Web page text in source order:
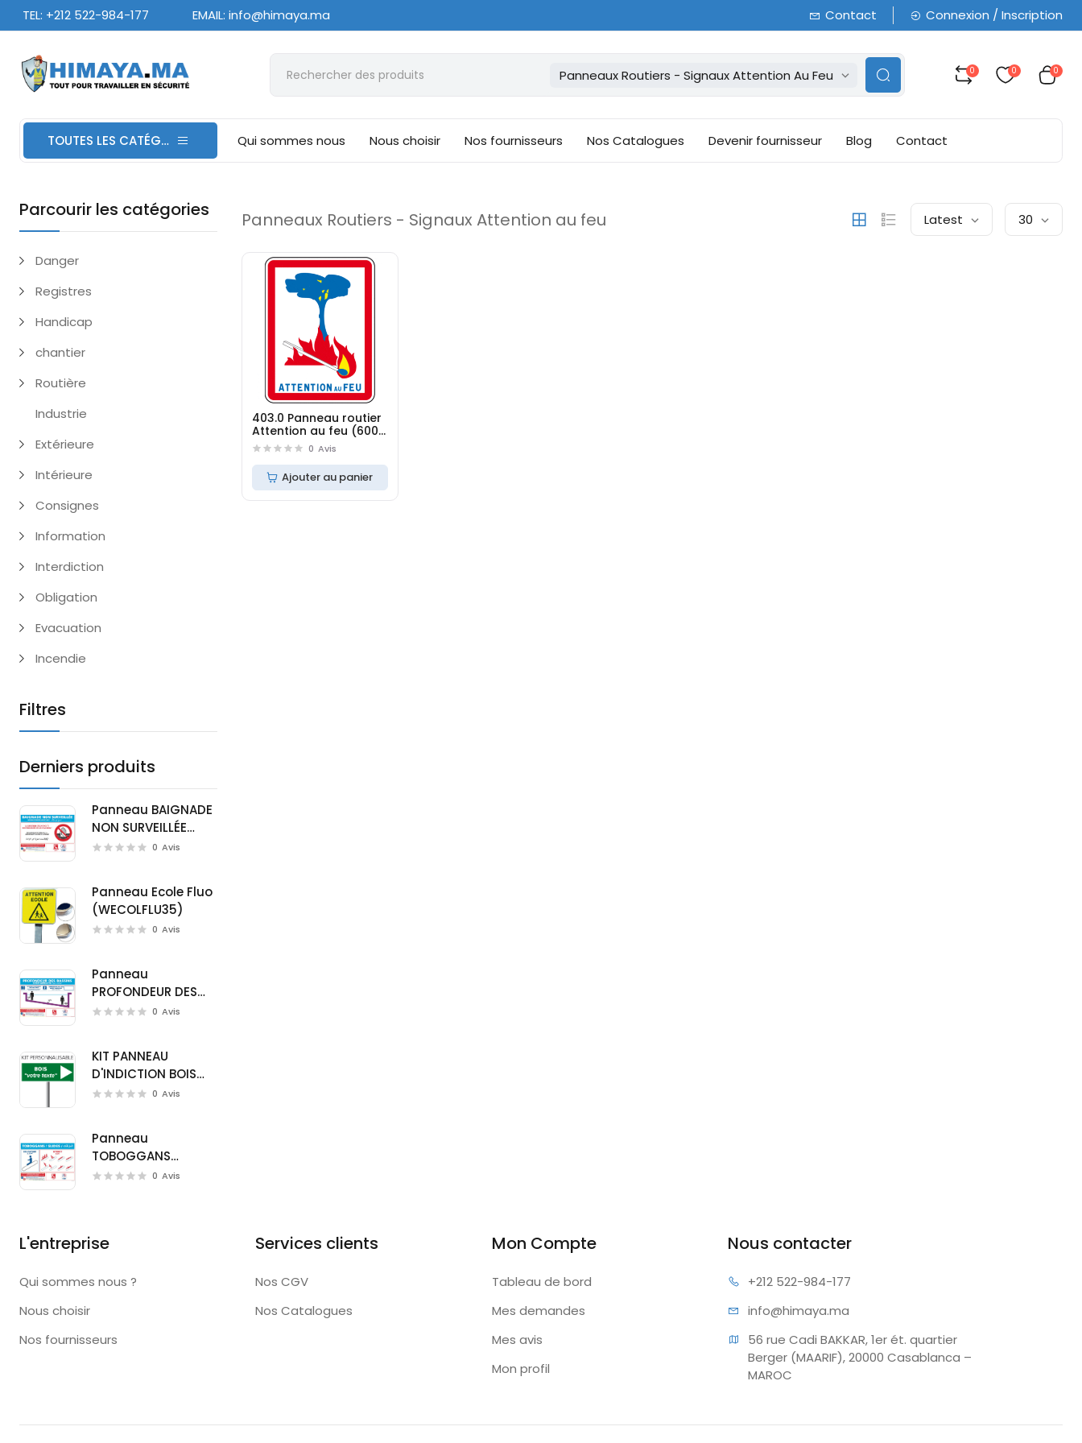
TEL: +212 522-984-177 EMAIL: info@himaya.ma Contact Connexion / Inscription
Panneaux Routiers - Signaux Attention Au Feu 0 0 0
TOUTES LES CATÉGORIES Qui sommes nous Nous choisir Nos fournisseurs Nos Catalogues Devenir fournisseur Blog Contact
Parcourir les catégories
Danger
Registres
Handicap
chantier
Routière
Industrie
Extérieure
Intérieure
Consignes
Information
Interdiction
Obligation
Evacuation
Incendie
Filtres
Derniers produits
Panneau BAIGNADE
NON SURVEILLÉE
(D0720M)0 Avis
Panneau Ecole Fluo
(WECOLFLU35)
0 Avis
Panneau
PROFONDEUR DES
BASSINS (D0721M)
0 Avis
KIT PANNEAU
D'INDICTION BOIS
(W0126)
0 Avis
Panneau
TOBOGGANS
(D0723M)0 Avis
Panneaux Routiers - Signaux Attention au feu Latest 30
403.0 Panneau routier
Attention au feu (600 x
800 mm) 0 Avis
Ajouter au panier
L'entreprise
Qui sommes nous ?
Nous choisir
Nos fournisseurs
Services clients
Nos CGV
Nos Catalogues
Mon Compte
Tableau de bord
Mes demandes
Mes avis
Mon profil
Nous contacter
+212 522-984-177
info@himaya.ma
56 rue Cadi BAKKAR, 1er ét. quartier
Berger (MAARIF), 20000 Casablanca –
MAROC